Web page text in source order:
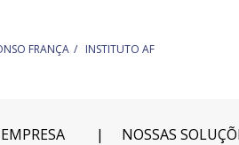
FRANÇA INSTITUTO AF
NOSSAS